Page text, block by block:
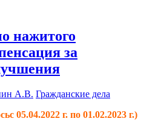
нажитого
за
А.В. Гражданские дела
05.04.2022 г. по 01.02.2023 г.)